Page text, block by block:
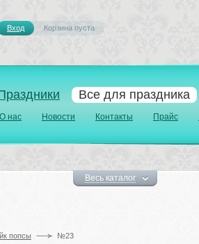
Все для праздника
О нас Новости Контакты Прайс
Вход Корзина пуста
Весь каталог
попсы №23